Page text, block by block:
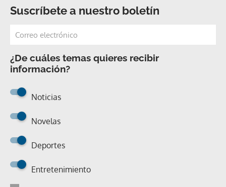
Suscríbete a nuestro boletín
¿De cuáles temas quieres recibir
información?
Noticias
Novelas
Deportes
Entretenimiento